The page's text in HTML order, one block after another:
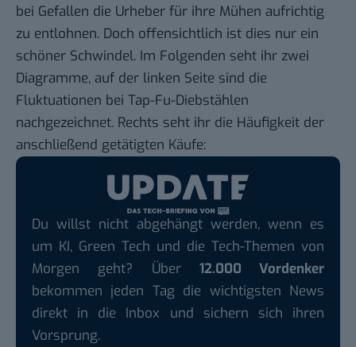
bei Gefallen die Urheber für ihre Mühen aufrichtig
zu entlohnen. Doch offensichtlich ist dies nur ein
schöner Schwindel. Im Folgenden seht ihr zwei
Diagramme, auf der linken Seite sind die
Fluktuationen bei Tap-Fu-Diebstählen
nachgezeichnet. Rechts seht ihr die Häufigkeit der
anschließend getätigten Käufe:
Du willst nicht abgehängt werden, wenn es
um KI, Green Tech und die Tech-Themen von
Morgen geht? Über 12.000 Vordenker
bekommen jeden Tag die wichtigsten News
direkt in die Inbox und sichern sich ihren
Vorsprung.